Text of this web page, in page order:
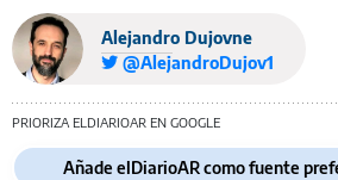
Alejandro Dujovne
@AlejandroDujov1
PRIORIZA ELDIARIOAR EN GOOGLE
Añade elDiarioAR como fuente